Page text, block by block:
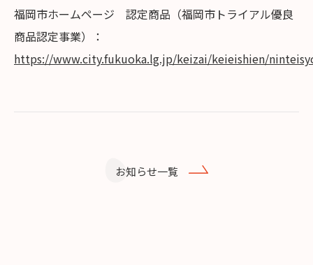
福岡市ホームページ 認定商品（福岡市トライアル優良
商品認定事業）：
https://www.city.fukuoka.lg.jp/keizai/keieishien/
お知らせ一覧